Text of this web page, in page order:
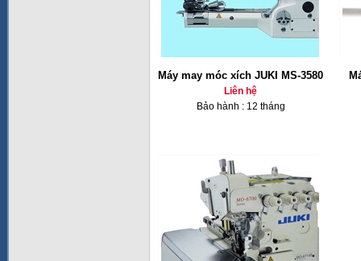
Máy may móc xích JUKI MS-3580
Liên hệ
Bảo hành : 12 tháng